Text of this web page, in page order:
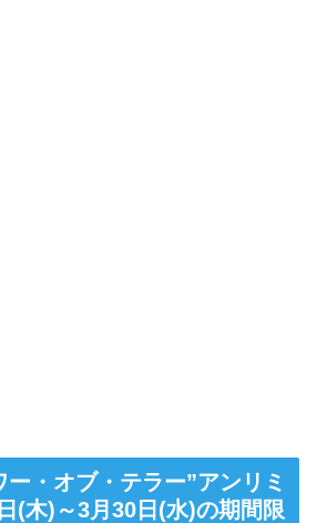
ー・オブ・テラー”アンリミ
(木)～3月30日(水)の期間限